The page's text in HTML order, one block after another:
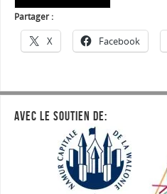
Partager :
X Facebook
AVEC LE SOUTIEN DE: